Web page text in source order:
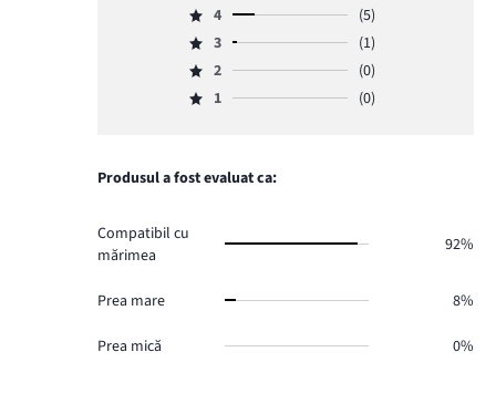
5,
numărul
de
20.
Evaluare
4,
numărul
de
4
(5)
Evaluare
3,
numărul
3
(1)
Evaluare
2,
voturi
0.
2
(0)
Evaluare
de
1 (0)
Produsul a fost evaluat ca:
Compatibil cu
mărimea
92%
Prea mare 8%
Prea mică 0%